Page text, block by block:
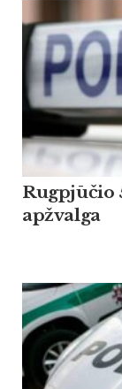
Rugpjūčio
apžvalga